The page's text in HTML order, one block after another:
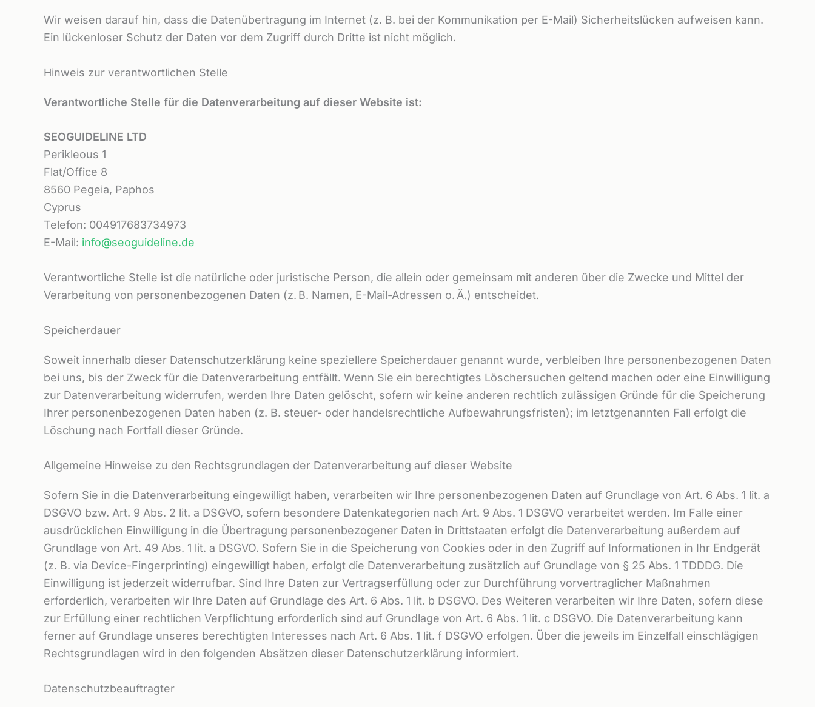
Wir weisen darauf hin, dass die Datenübertragung im Internet (z. B. bei der Kommunikation per E-Mail) Sicherheitslücken aufweisen kann.
Ein lückenloser Schutz der Daten vor dem Zugriff durch Dritte ist nicht möglich.
Hinweis zur verantwortlichen Stelle
Verantwortliche Stelle für die Datenverarbeitung auf dieser Website ist:
SEOGUIDELINE LTD
Perikleous 1
Flat/Office 8
8560 Pegeia, Paphos
Cyprus
Telefon: 004917683734973
E-Mail: info@seoguideline.de
Verantwortliche Stelle ist die natürliche oder juristische Person, die allein oder gemeinsam mit anderen über die Zwecke und Mittel der
Verarbeitung von personenbezogenen Daten (z. B. Namen, E-Mail-Adressen o. Ä.) entscheidet.
Speicherdauer
Soweit innerhalb dieser Datenschutzerklärung keine speziellere Speicherdauer genannt wurde, verbleiben Ihre personenbezogenen Daten
bei uns, bis der Zweck für die Datenverarbeitung entfällt. Wenn Sie ein berechtigtes Löschersuchen geltend machen oder eine Einwilligung
zur Datenverarbeitung widerrufen, werden Ihre Daten gelöscht, sofern wir keine anderen rechtlich zulässigen Gründe für die Speicherung
Ihrer personenbezogenen Daten haben (z. B. steuer- oder handelsrechtliche Aufbewahrungsfristen); im letztgenannten Fall erfolgt die
Löschung nach Fortfall dieser Gründe.
Allgemeine Hinweise zu den Rechtsgrundlagen der Datenverarbeitung auf dieser Website
Sofern Sie in die Datenverarbeitung eingewilligt haben, verarbeiten wir Ihre personenbezogenen Daten auf Grundlage von Art. 6 Abs. 1 lit. a
DSGVO bzw. Art. 9 Abs. 2 lit. a DSGVO, sofern besondere Datenkategorien nach Art. 9 Abs. 1 DSGVO verarbeitet werden. Im Falle einer
ausdrücklichen Einwilligung in die Übertragung personenbezogener Daten in Drittstaaten erfolgt die Datenverarbeitung außerdem auf
Grundlage von Art. 49 Abs. 1 lit. a DSGVO. Sofern Sie in die Speicherung von Cookies oder in den Zugriff auf Informationen in Ihr Endgerät
(z. B. via Device-Fingerprinting) eingewilligt haben, erfolgt die Datenverarbeitung zusätzlich auf Grundlage von § 25 Abs. 1 TDDDG. Die
Einwilligung ist jederzeit widerrufbar. Sind Ihre Daten zur Vertragserfüllung oder zur Durchführung vorvertraglicher Maßnahmen
erforderlich, verarbeiten wir Ihre Daten auf Grundlage des Art. 6 Abs. 1 lit. b DSGVO. Des Weiteren verarbeiten wir Ihre Daten, sofern diese
zur Erfüllung einer rechtlichen Verpflichtung erforderlich sind auf Grundlage von Art. 6 Abs. 1 lit. c DSGVO. Die Datenverarbeitung kann
ferner auf Grundlage unseres berechtigten Interesses nach Art. 6 Abs. 1 lit. f DSGVO erfolgen. Über die jeweils im Einzelfall einschlägigen
Rechtsgrundlagen wird in den folgenden Absätzen dieser Datenschutzerklärung informiert.
Datenschutz­beauftragter